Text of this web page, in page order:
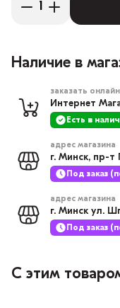
Наличие в
заказать онлайн
Интернет
Есть в
адрес магазина
г. Минск, пр-т
Под заказ
адрес магазина
г. Минск ул.
Под заказ
С этим